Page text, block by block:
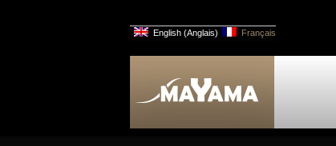
English (Anglais) Français